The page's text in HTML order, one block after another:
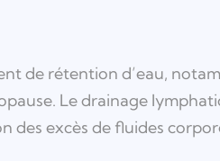
de rétention d’eau,
Le drainage
des excès de fluides